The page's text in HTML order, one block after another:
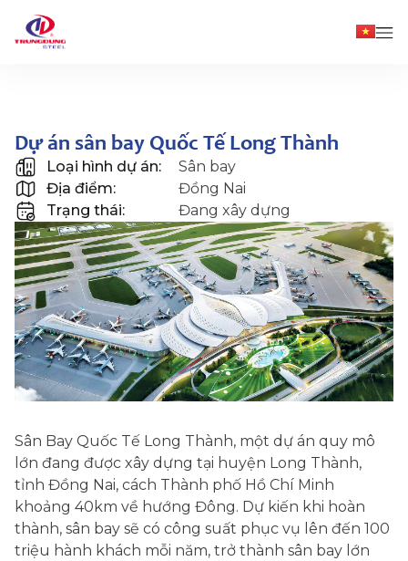
Dự án sân bay Quốc Tế Long Thành
Loại hình dự án:
Sân bay
Địa điểm:
Đồng Nai
Trạng thái:
Đang xây dựng
Sân Bay Quốc Tế Long Thành, một dự án quy mô
lớn đang được xây dựng tại huyện Long Thành,
tỉnh Đồng Nai, cách Thành phố Hồ Chí Minh
khoảng 40km về hướng Đông. Dự kiến khi hoàn
thành, sân bay sẽ có công suất phục vụ lên đến 100
triệu hành khách mỗi năm, trở thành sân bay lớn